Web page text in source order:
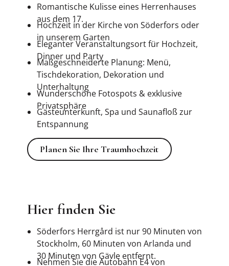
Romantische Kulisse eines Herrenhauses
aus dem 17.
Hochzeit in der Kirche von Söderfors oder
in unserem Garten
Eleganter Veranstaltungsort für Hochzeit,
Dinner und Party
Maßgeschneiderte Planung: Menü,
Tischdekoration, Dekoration und
Unterhaltung
Wunderschöne Fotospots & exklusive
Privatsphäre
Gästeunterkunft, Spa und Saunafloß zur
Entspannung
Planen Sie Ihre Traumhochzeit
Planen Sie Ihre Traumhochzeit
Hier finden Sie
Söderfors Herrgård ist nur 90 Minuten von
Stockholm, 60 Minuten von Arlanda und
30 Minuten von Gävle entfernt.
Nehmen Sie die Autobahn E4 von